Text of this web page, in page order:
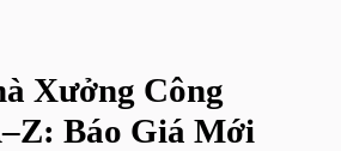
Xưởng Công
Báo Giá Mới